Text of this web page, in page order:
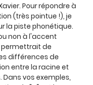
Pour répondre à
(très pointue !), je
la piste phonétique.
non à l'accent
de
différences de
entre la racine et
Dans vos exemples,